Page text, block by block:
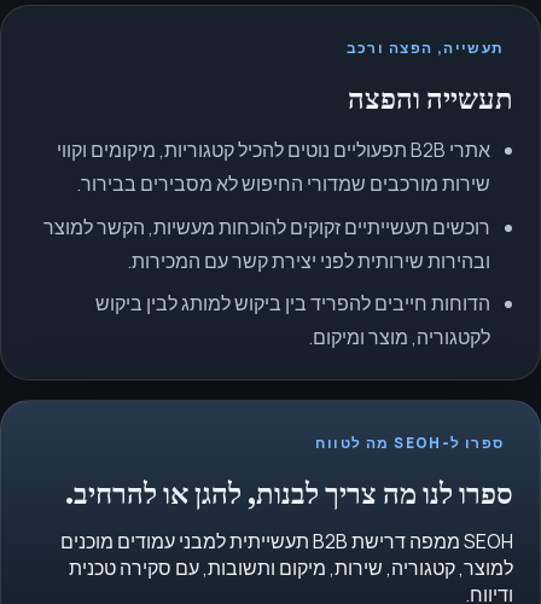
תעשייה, הפצה ורכב
תעשייה והפצה
אתרי B2B תפעוליים נוטים להכיל קטגוריות, מיקומים וקווי
שירות מורכבים שמדורי החיפוש לא מסבירים בבירור.
רוכשים תעשייתיים זקוקים להוכחות מעשיות, הקשר למוצר
ובהירות שירותית לפני יצירת קשר עם המכירות.
הדוחות חייבים להפריד בין ביקוש למותג לבין ביקוש
לקטגוריה, מוצר ומיקום.
ספרו ל-SEOH מה לטווח
ספרו לנו מה צריך לבנות, להגן או להרחיב.
SEOH ממפה דרישת B2B תעשייתית למבני עמודים מוכנים
למוצר, קטגוריה, שירות, מיקום ותשובות, עם סקירה טכנית
ודיווח.